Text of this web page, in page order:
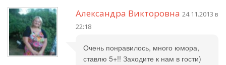
Александра Викторовна 24.11.2013 в
22:18
Очень понравилось, много юмора,
ставлю 5+!! Заходите к нам в гости)